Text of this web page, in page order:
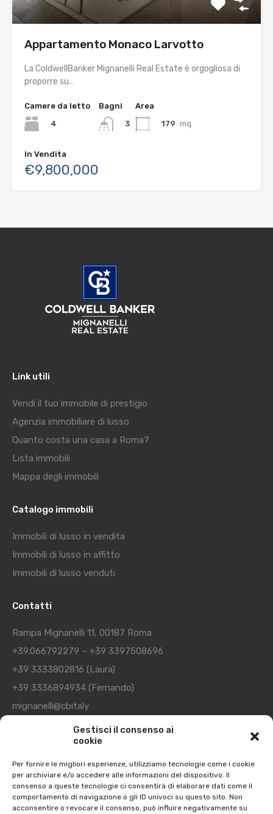
Gestisci il consenso ai
cookie
Per fornire le migliori esperienze, utilizziamo tecnologie come i cookie
per archiviare e/o accedere alle informazioni del dispositivo. Il
consenso a queste tecnologie ci consentirà di elaborare dati come il
comportamento di navigazione o gli ID univoci su questo sito. Non
acconsentire o revocare il consenso, può influire negativamente su
Appartamento Monaco Larvotto
La ColdwellBanker Mignanelli Real Estate è orgogliosa di
proporre su…
Camere da letto
4
Bagni
3
Area
179 mq
In Vendita
€9,800,000
Link utili
Vendi il tuo immobile di prestigio
Agenzia immobiliare di lusso
Quanto costa una casa a Roma?
Lista immobili
Mappa degli immobili
Catalogo immobili
Immobili di lusso in vendita
Immobili di lusso in affitto
Immobili di lusso venduti
Contatti
Rampa Mignanelli 11, 00187 Roma
+39.066792279 – +39 3397508696
+39 3333802816 (Laura)
+39 3336894934 (Fernando)
mignanelli@cbitaly
Dal lunedì al venerdì dalle ore 9,00 alle 13,00 dalle 14,00 alle
19,00